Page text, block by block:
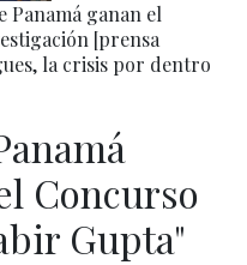
Panamá ganan el
[prensa
la crisis por dentro
Concurso
Gupta"